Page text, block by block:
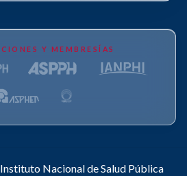
Y MEMBRESÍAS
Nacional de Salud Pública